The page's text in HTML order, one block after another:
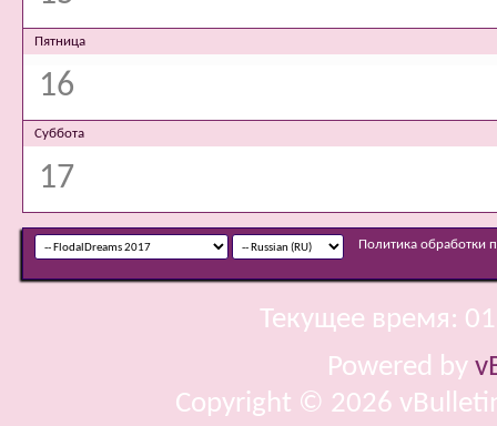
Пятница
16
Суббота
17
Политика обработки
Текущее время:
Powered by
Copyright © 2026